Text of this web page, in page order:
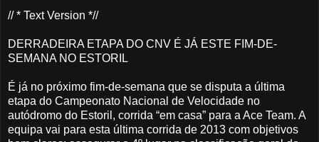
// * Text Version *//
DERRADEIRA ETAPA DO CNV É JÁ ESTE FIM-DE-
SEMANA NO ESTORIL
É já no próximo fim-de-semana que se disputa a última
etapa do Campeonato Nacional de Velocidade no
autódromo do Estoril, corrida “em casa” para a Ace Team. A
equipa vai para esta última corrida de 2013 com objetivos